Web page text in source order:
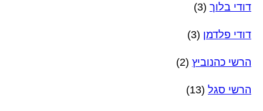
דודי בלוך (3)
דודי פלדמן (3)
הרשי כהנוביץ (2)
הרשי סגל (13)